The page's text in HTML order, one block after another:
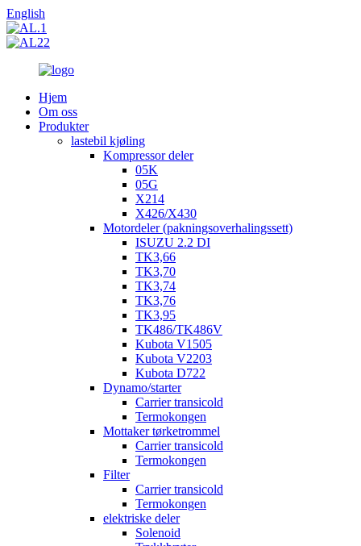
English
Hjem
Om oss
Produkter
lastebil kjøling
Kompressor deler
05K
05G
X214
X426/X430
Motordeler (pakningsoverhalingssett)
ISUZU 2.2 DI
TK3,66
TK3,70
TK3,74
TK3,76
TK3,95
TK486/TK486V
Kubota V1505
Kubota V2203
Kubota D722
Dynamo/starter
Carrier transicold
Termokongen
Mottaker tørketrommel
Carrier transicold
Termokongen
Filter
Carrier transicold
Termokongen
elektriske deler
Solenoid